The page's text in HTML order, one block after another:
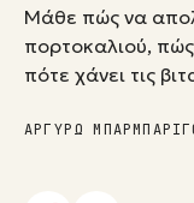
Μάθε πώς να
πορτοκαλιού,
πότε χάνει τις
ΑΡΓΥΡΩ